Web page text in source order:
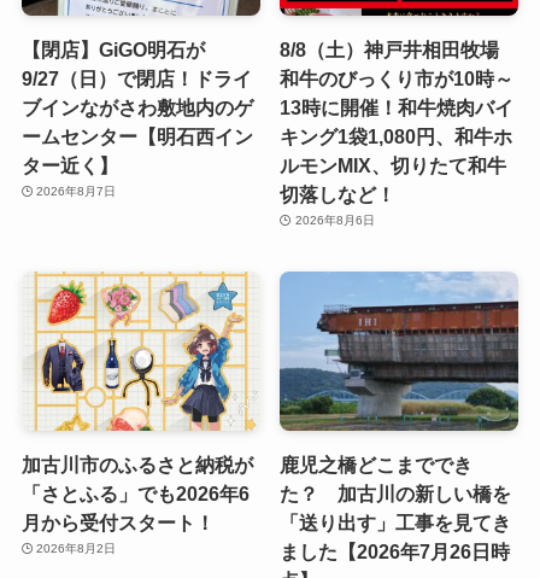
【閉店】GiGO明石が
9/27（日）で閉店！ドライ
ブインながさわ敷地内のゲ
ームセンター【明石西イン
ター近く】
2026年8月7日
8/8（土）神戸井相田牧場
和牛のびっくり市が10時～
13時に開催！和牛焼肉バイ
キング1袋1,080円、和牛ホ
ルモンMIX、切りたて和牛
切落しなど！
2026年8月6日
加古川市のふるさと納税が
「さとふる」でも2026年6
月から受付スタート！
2026年8月2日
鹿児之橋どこまででき
た？ 加古川の新しい橋を
「送り出す」工事を見てき
ました【2026年7月26日時